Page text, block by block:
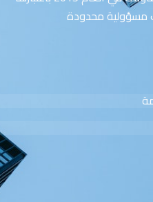
مسؤولية محدودة